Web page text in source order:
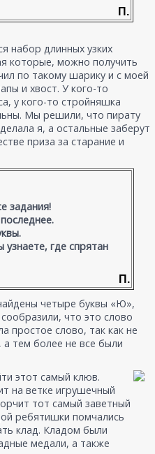
П.
набор длинных узких
которые, можно получить
по такому шарику и с моей
и хвост. У кого-то
у кого-то стройняшка
Мы решили, что пирату
я, а остальные заберут
приза за старание и
задания!
узнаете, где спрятан
П.
четыре буквы «Ю»,
что это слово
простое слово, так как не
а тем более не все были
этот самый клюв.
на ветке игрушечный
тот самый заветный
ребятишки помчались
клад. Кладом были
медали, а также